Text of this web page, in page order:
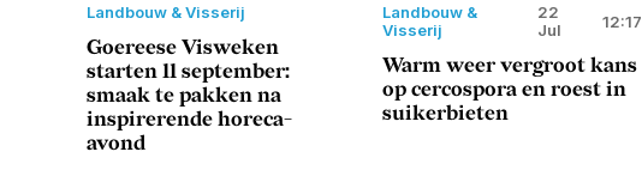
Landbouw & Visserij
Goereese Visweken
starten 11 september:
smaak te pakken na
inspirerende horeca-
avond
Landbouw &
Visserij
22
Jul
12:17
Warm weer vergroot kans
op cercospora en roest in
suikerbieten